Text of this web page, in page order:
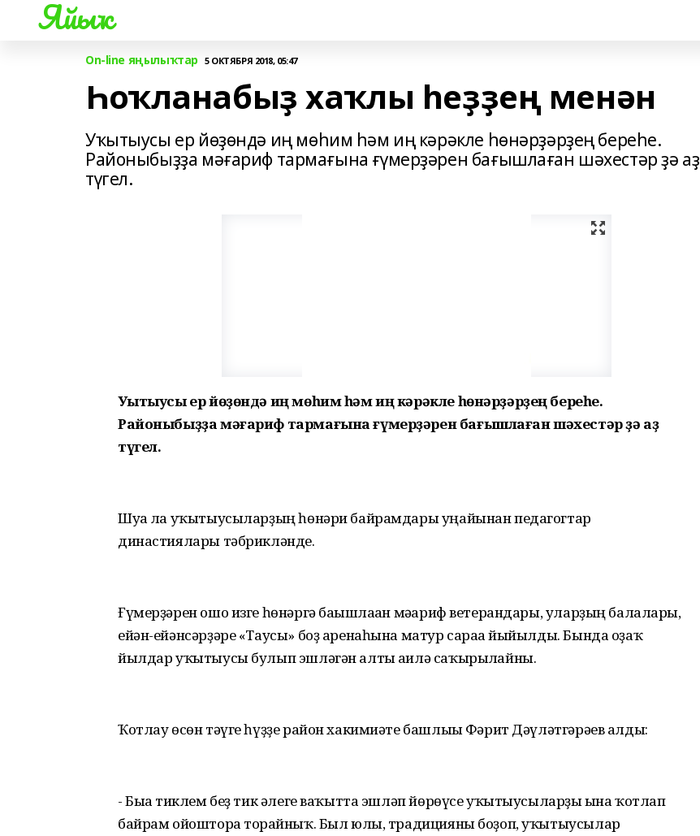
Яйыҡ
On-line яңылыҡтар 5 ОКТЯБРЯ 2018, 05:47
Һоҡланабыҙ хаҡлы һеҙҙең менән
Уҡытыусы ер йөҙөндә иң мөһим һәм иң кәрәкле һөнәрҙәрҙең береһе.
Районыбыҙҙа мәғариф тармағына ғүмерҙәрен бағышлаған шәхестәр ҙә аҙ
түгел.
Уҡытыусы ер йөҙөндә иң мөһим һәм иң кәрәкле һөнәрҙәрҙең береһе.
Районыбыҙҙа мәғариф тармағына ғүмерҙәрен бағышлаған шәхестәр ҙә аҙ
түгел.
Шуға ла уҡытыусыларҙың һөнәри байрамдары уңайынан педагогтар
династиялары тәбрикләнде.
Ғүмерҙәрен ошо изге һөнәргә бағышлаған мәғариф ветерандары, уларҙың балалары,
ейән-ейәнсәрҙәре «Таусы» боҙ аренаһына матур сараға йыйылды. Бында оҙаҡ
йылдар уҡытыусы булып эшләгән алты ғаилә саҡырылғайны.
Ҡотлау өсөн тәүге һүҙҙе район хакимиәте башлығы Фәрит Дәүләтгәрәев алды:
- Быға тиклем беҙ тик әлеге ваҡытта эшләп йөрөүсе уҡытыусыларҙы ғына ҡотлап
байрам ойоштора торғайныҡ. Был юлы, традицияны боҙоп, уҡытыусылар